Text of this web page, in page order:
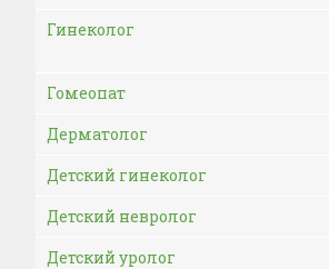
Гинеколог
Гомеопат
Дерматолог
Детский гинеколог
Детский невролог
Детский уролог